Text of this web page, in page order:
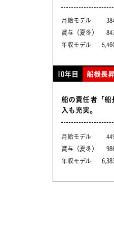
月給モデル
賞与（夏冬）
年収モデル
10年目 船機長
船の責任者「船
入も充実。
月給モデル
賞与（夏冬）
年収モデル